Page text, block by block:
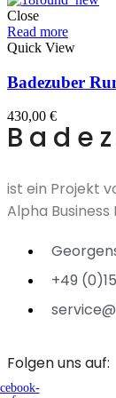
Close
Read more
Quick View
Badezuber
430,00 €
ist ein Projekt
Alpha Business
+49
Folgen uns auf: